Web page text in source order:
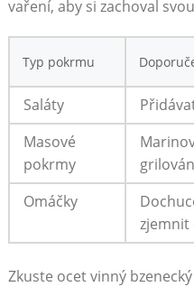
vaření, aby si zachoval
Typ pokrmu
Saláty
Masové
pokrmy
Omáčky
zjemnit
Zkuste ocet​ vinný